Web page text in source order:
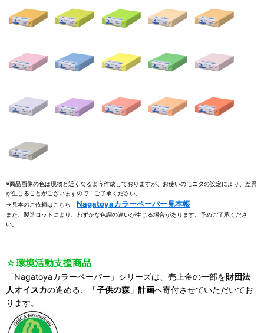
※商品画像の色は現物と近くなるよう作成しておりますが、お使いのモニタの設定により、差異
が生じることがございますので、ご了承ください。
→見本のご依頼はこちら Nagatoyaカラーペーパー見本帳
また、製造ロットにより、わずかな色調の違いが生じる場合があります。予めご了承くださ
い。
☆環境活動支援商品
「Nagatoyaカラーペーパー」シリーズは、売上金の一部を財団法
人オイスカの進める、 「子供の森」計画へ寄付させていただいてお
ります。